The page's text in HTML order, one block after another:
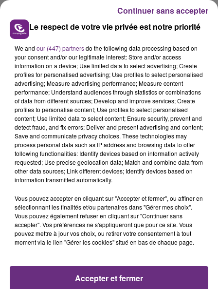
SI TOUT LE MONDE FAIT ÇA, MOI L'ANNÉE
PROCHAINE JE VENDANGE EN...
La vendange en Champagne a débuté ce jeudi 6
août dans la commune de Montgueux (Aube). Du
jamais vu !
L'INSPECTION DU TRAVAIL RAPPELLE À
L'ORDRE SUR LES CONDITIONS DE...
Alors que les dates de début des vendange 2026
l'inspection du Travail en profite pour rappeler
les conditions de...
TITRES DIFFUSÉS
Le respect de votre vie privée est notre priorité
We and our (447) partnersdo the following data processing based on
your consent and/or our legitimate interest: Store and/or access
information on a device; Use limited data to select advertising; Create
profiles for personalised advertising; Use profiles to select personalised
advertising; Measure advertising performance; Measure content
performance; Understand audiences through statistics or combinations
of data from different sources; Develop and improve services; Create
profiles to personalise content; Use profiles to select personalised
content; Use limited data to select content; Ensure security, prevent and
detect fraud, and fix errors; Deliver and present advertising and content;
Save and communicate privacy choices. These technologies may
process personal data such as IP address and browsing data to offer
following functionalities: Identify devices based on information actively
requested; Use precise geolocation data; Match and combine data from
other data sources; Link different devices; Identify devices based on
information transmitted automatically.
Vous pouvez accepter en cliquant sur "Accepter et fermer", ou affiner en
sélectionnant les finalités et/ou partenaires dans "Gérer mes choix".
Vous pouvez également refuser en cliquant sur "Continuer sans
accepter". Vos préférences ne s'appliqueront que pour ce site. Vous
pouvez mettre à jour vos choix, ou retirer votre consentement à tout
moment via le lien "Gérer les cookies" situé en bas de chaque page.
Accepter et fermer
Continuer sans accepter